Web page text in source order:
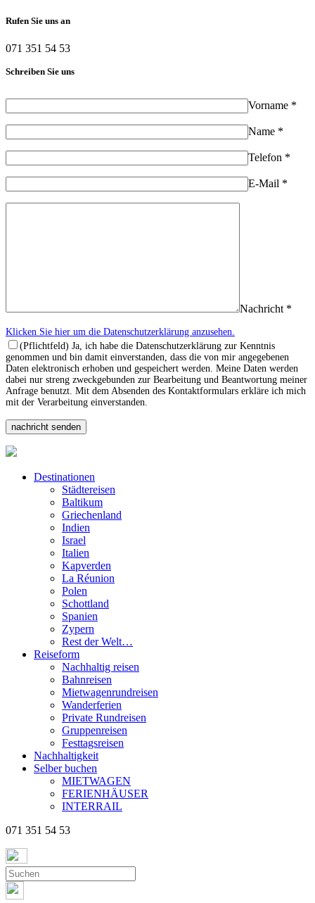
Rufen Sie uns an
071 351 54 53
Schreiben Sie uns
Vorname *
Name *
Telefon *
E-Mail *
Nachricht *
Klicken Sie hier um die Datenschutzerklärung anzusehen.
(Pflichtfeld) Ja, ich habe die Datenschutzerklärung zur Kenntnis
genommen und bin damit einverstanden, dass die von mir angegebenen
Daten elektronisch erhoben und gespeichert werden. Meine Daten werden
dabei nur streng zweckgebunden zur Bearbeitung und Beantwortung meiner
Anfrage benutzt. Mit dem Absenden des Kontaktformulars erkläre ich mich
mit der Verarbeitung einverstanden.
Destinationen
Städtereisen
Baltikum
Griechenland
Indien
Israel
Italien
Kapverden
La Réunion
Polen
Schottland
Spanien
Zypern
Rest der Welt…
Reiseform
Nachhaltig reisen
Bahnreisen
Mietwagenrundreisen
Wanderferien
Private Rundreisen
Gruppenreisen
Festtagsreisen
Nachhaltigkeit
Selber buchen
MIETWAGEN
FERIENHÄUSER
INTERRAIL
071 351 54 53